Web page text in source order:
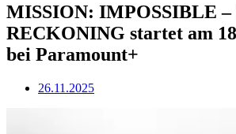
MISSION: IMPOSSIBLE
RECKONING startet am
bei Paramount+
26.11.2025